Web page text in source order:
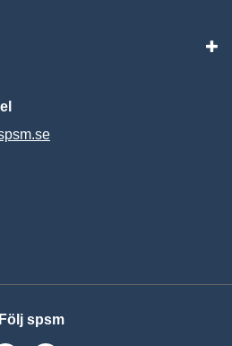
Följ spsm